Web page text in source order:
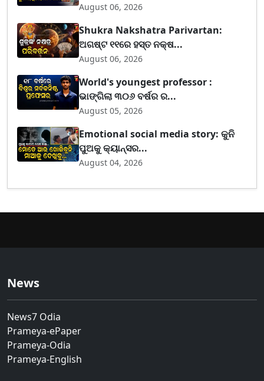
August 06, 2026
Shukra Nakshatra Parivartan:
ଅଗଷ୍ଟ ୧୧ରେ ହସ୍ତ ନକ୍ଷ...
August 06, 2026
World's youngest professor :
ଭାଙ୍ଗିଲା ୩୦୬ ବର୍ଷର ର...
August 05, 2026
Emotional social media story: କୁନି
ପୁଅକୁ କ୍ୟାନ୍ସର...
August 04, 2026
News
News7 Odia
Prameya-ePaper
Prameya-Odia
Prameya-English